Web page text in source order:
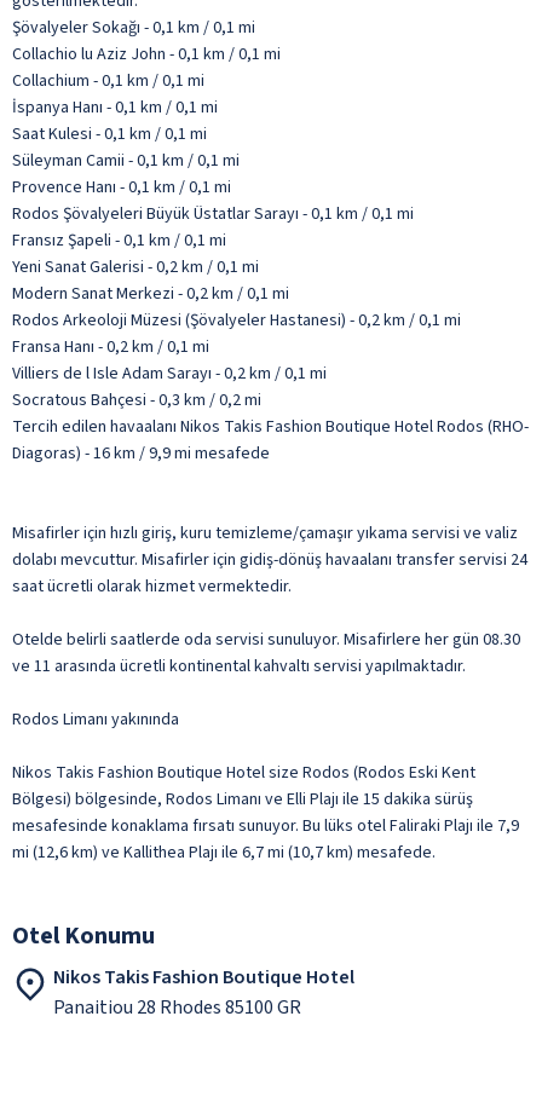
Şövalyeler Sokağı - 0,1 km / 0,1 mi
Collachio lu Aziz John - 0,1 km / 0,1 mi
Collachium - 0,1 km / 0,1 mi
İspanya Hanı - 0,1 km / 0,1 mi
Saat Kulesi - 0,1 km / 0,1 mi
Süleyman Camii - 0,1 km / 0,1 mi
Provence Hanı - 0,1 km / 0,1 mi
Rodos Şövalyeleri Büyük Üstatlar Sarayı - 0,1 km / 0,1 mi
Fransız Şapeli - 0,1 km / 0,1 mi
Yeni Sanat Galerisi - 0,2 km / 0,1 mi
Modern Sanat Merkezi - 0,2 km / 0,1 mi
Rodos Arkeoloji Müzesi (Şövalyeler Hastanesi) - 0,2 km / 0,1 mi
Fransa Hanı - 0,2 km / 0,1 mi
Villiers de l Isle Adam Sarayı - 0,2 km / 0,1 mi
Socratous Bahçesi - 0,3 km / 0,2 mi
Tercih edilen havaalanı Nikos Takis Fashion Boutique Hotel Rodos (RHO-
Diagoras) - 16 km / 9,9 mi mesafede
Misafirler için hızlı giriş, kuru temizleme/çamaşır yıkama servisi ve valiz
dolabı mevcuttur. Misafirler için gidiş-dönüş havaalanı transfer servisi 24
saat ücretli olarak hizmet vermektedir.
Otelde belirli saatlerde oda servisi sunuluyor. Misafirlere her gün 08.30
ve 11 arasında ücretli kontinental kahvaltı servisi yapılmaktadır.
Rodos Limanı yakınında
Nikos Takis Fashion Boutique Hotel size Rodos (Rodos Eski Kent
Bölgesi) bölgesinde, Rodos Limanı ve Elli Plajı ile 15 dakika sürüş
mesafesinde konaklama fırsatı sunuyor. Bu lüks otel Faliraki Plajı ile 7,9
mi (12,6 km) ve Kallithea Plajı ile 6,7 mi (10,7 km) mesafede.
Otel Konumu
Nikos Takis Fashion Boutique Hotel
Panaitiou 28 Rhodes 85100 GR